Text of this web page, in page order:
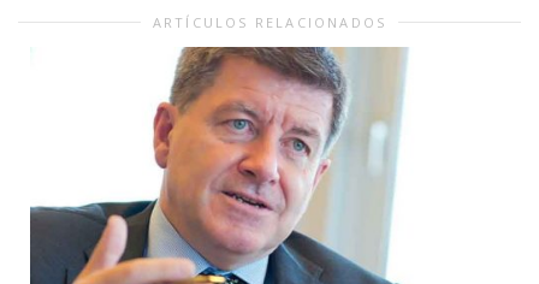
ARTÍCULOS RELACIONADOS